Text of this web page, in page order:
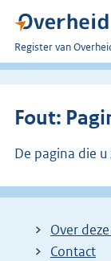
U
bent
Register van
Fout:
De pagina die
Over
Contact